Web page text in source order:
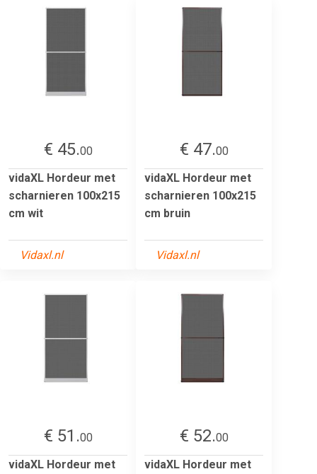
€ 45.00
vidaXL Hordeur met
scharnieren 100x215
cm wit
Vidaxl.nl
€ 47.00
vidaXL Hordeur met
scharnieren 100x215
cm bruin
Vidaxl.nl
€ 51.00
vidaXL Hordeur met
€ 52.00
vidaXL Hordeur met